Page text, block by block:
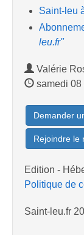
Saint-leu
leu.fr"
Valérie
samedi 08
Demander
Rejoindre le
Edition -
Politique de
Saint-leu.fr